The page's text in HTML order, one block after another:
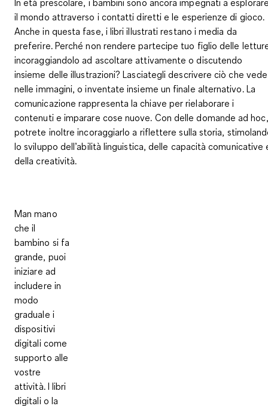
il mondo attraverso i contatti diretti e le esperienze di gioco.
Anche in questa fase, i libri illustrati restano i media da
preferire. Perché non rendere partecipe tuo figlio delle
incoraggiandolo ad ascoltare attivamente o discutendo
insieme delle illustrazioni? Lasciategli descrivere ciò che vede
nelle immagini, o inventate insieme un finale alternativo. La
comunicazione rappresenta la chiave perrielaborare i
contenuti e imparare cose nuove. Con delle domande ad hoc,
potrete inoltre incoraggiarlo a riflettere sulla storia,
lo sviluppo dell’abilità linguistica, delle capacità comunicative
della creatività.
Man mano
che il
bambino si fa
grande, puoi
iniziare ad
includere in
modo
graduale i
dispositivi
digitali come
supporto alle
vostre
attività. I libri
digitali o la